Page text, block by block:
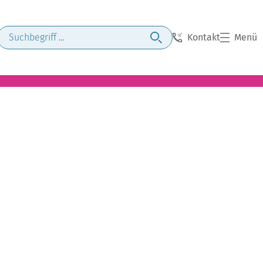
Kontakt Menü